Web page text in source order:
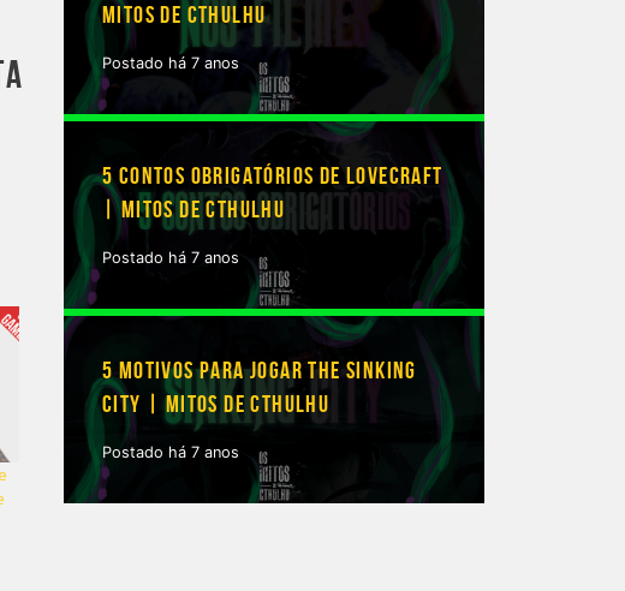
MITOS DE CTHULHU
Postado há 7 anos
5 CONTOS OBRIGATÓRIOS DE LOVECRAFT
| MITOS DE CTHULHU
Postado há 7 anos
5 MOTIVOS PARA JOGAR THE SINKING
CITY | MITOS DE CTHULHU
Postado há 7 anos